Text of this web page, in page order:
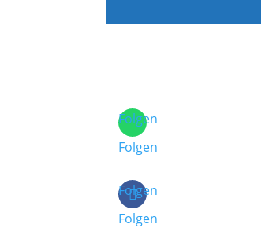
Folgen
Folgen
Folgen
Folgen